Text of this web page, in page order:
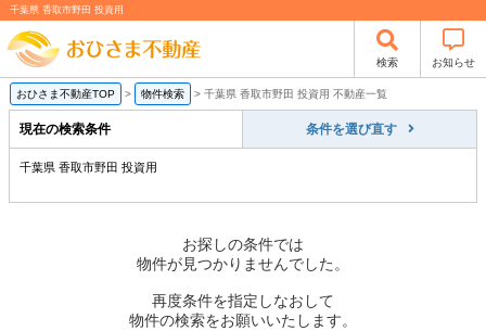
千葉県 香取市野田 投資用
検索 お知らせ
おひさま不動産TOP > 物件検索 > 千葉県 香取市野田 投資用 不動産一覧
現在の検索条件 条件を選び直す
千葉県 香取市野田 投資用
お探しの条件では
物件が見つかりませんでした。
再度条件を指定しなおして
物件の検索をお願いいたします。